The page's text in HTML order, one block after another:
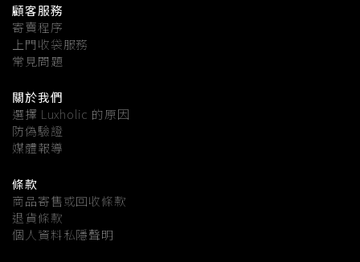
顧客服務
寄賣程序
上門收袋服務
常見問題
關於我們
選擇 Luxholic 的原因
防偽驗證
媒體報導
條款
商品寄售或回收條款
退貨條款
個人資料私隱聲明